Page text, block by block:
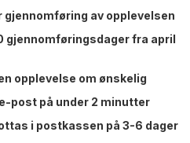
av opplevelsen
gjennomføringsdager fra april
opplevelse om ønskelig
post på under 2 minutter
i postkassen på 3-6 dager